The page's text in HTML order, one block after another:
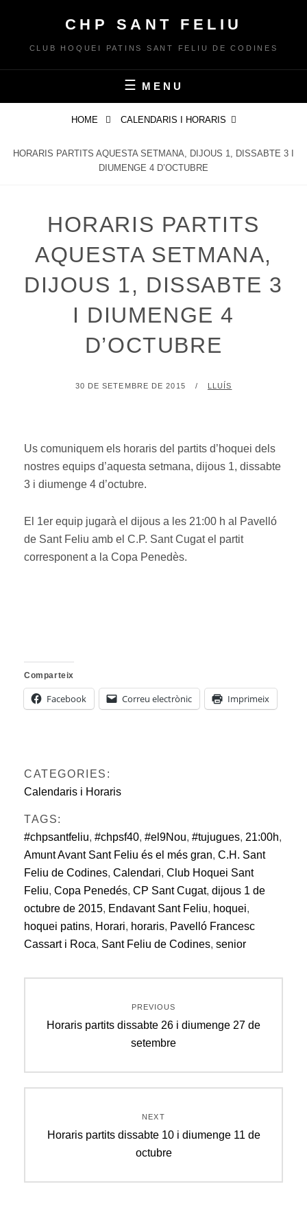
content
CHP SANT FELIU
CLUB HOQUEI PATINS SANT FELIU DE CODINES
MENU
HOME CALENDARIS I HORARIS
HORARIS PARTITS AQUESTA SETMANA, DIJOUS 1, DISSABTE 3 I
DIUMENGE 4 D’OCTUBRE
HORARIS PARTITS
AQUESTA SETMANA,
DIJOUS 1, DISSABTE 3
I DIUMENGE 4
D’OCTUBRE
POSTED
30 DE SETEMBRE DE 2015 BY
LLUÍS
Us comuniquem els horaris del partits d’hoquei dels
nostres equips d’aquesta setmana, dijous 1, dissabte
3 i diumenge 4 d’octubre.
El 1er equip jugarà el dijous a les 21:00 h al Pavelló
de Sant Feliu amb el C.P. Sant Cugat el partit
corresponent a la Copa Penedès.
Comparteix
Facebook Correu electrònic Imprimeix
CATEGORIES:
Calendaris i Horaris
TAGS:
#chpsantfeliu, #chpsf40, #el9Nou, #tujugues, 21:00h,
Amunt Avant Sant Feliu és el més gran, C.H. Sant
Feliu de Codines, Calendari, Club Hoquei Sant
Feliu, Copa Penedés, CP Sant Cugat, dijous 1 de
octubre de 2015, Endavant Sant Feliu, hoquei,
hoquei patins, Horari, horaris, Pavelló Francesc
Cassart i Roca, Sant Feliu de Codines, senior
d'entrades
PREVIOUS
Previous
Horaris partits dissabte 26 i diumenge 27 de
setembre
NEXT
Next
Horaris partits dissabte 10 i diumenge 11 de
octubre